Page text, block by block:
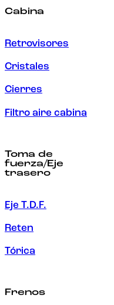
Cabina
Retrovisores
Cristales
Cierres
Filtro aire cabina
Toma de
fuerza/Eje
trasero
Eje T.D.F.
Reten
Tórica
Frenos